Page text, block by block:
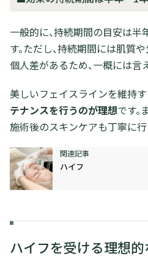
一般的に、持続期間の目安は
す。ただし、持続期間には肌質
個人差があるため、一概には言
美しいフェイスラインを維持す
テナンスを行うのが理想です。
施術後のスキンケアも丁寧に行
ハイフ
ハイフを受ける理想